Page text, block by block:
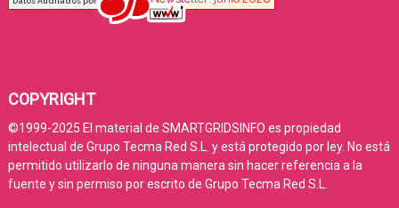
COPYRIGHT
©1999-2025 El material de SMARTGRIDSINFO es propiedad
intelectual de Grupo Tecma Red S.L. y está protegido por ley. No está
permitido utilizarlo de ninguna manera sin hacer referencia a la
fuente y sin permiso por escrito de Grupo Tecma Red S.L.